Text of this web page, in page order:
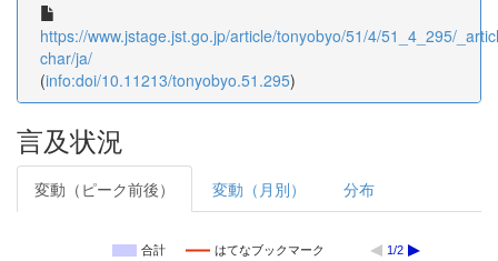
https://www.jstage.jst.go.jp/article/tonyobyo/51/4/51_4_295/
char/ja/
(info:doi/10.11213/tonyobyo.51.295)
言及状況
変動（ピーク前後） 変動（月別） 分布
合計 はてなブックマーク 1/2